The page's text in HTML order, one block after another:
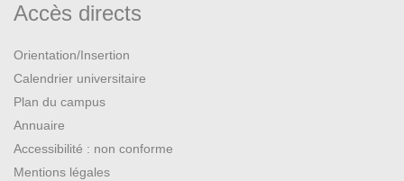
Accès directs
Orientation/Insertion
Calendrier universitaire
Plan du campus
Annuaire
Accessibilité : non conforme
Mentions légales